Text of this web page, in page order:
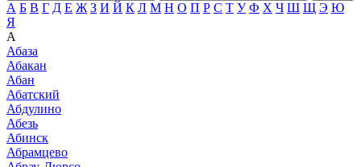
А Б В Г Д Е Ж З И Й К Л М Н О П Р С Т У Ф Х Ч Ш Щ Э Ю
Я
А
Абаза
Абакан
Абан
Абатский
Абдулино
Абезь
Абинск
Абрамцево